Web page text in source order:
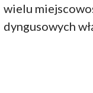
wielu
dyngusowych